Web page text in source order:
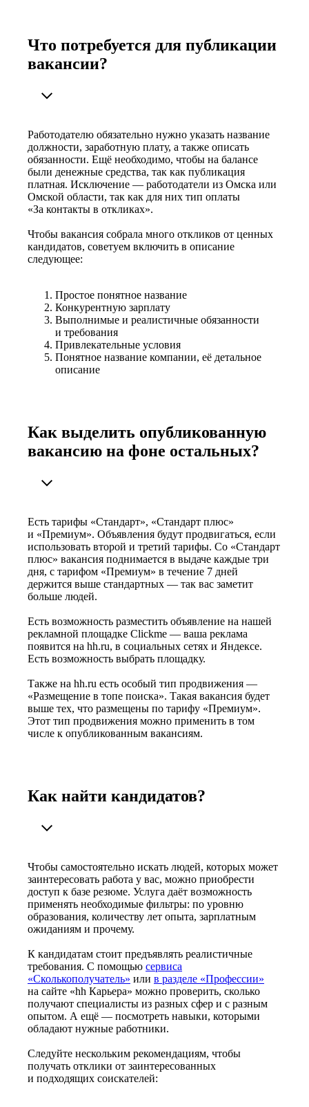
Что потребуется для публикации
вакансии?
Работодателю обязательно нужно указать название
должности, заработную плату, а также описать
обязанности. Ещё необходимо, чтобы на балансе
были денежные средства, так как публикация
платная. Исключение — работодатели из Омска или
Омской области, так как для них тип оплаты
«За контакты в откликах».
Чтобы вакансия собрала много откликов от ценных
кандидатов, советуем включить в описание
следующее:
Простое понятное название
Конкурентную зарплату
Выполнимые и реалистичные обязанности
и требования
Привлекательные условия
Понятное название компании, её детальное
описание
Как выделить опубликованную
вакансию на фоне остальных?
Есть тарифы «Стандарт», «Стандарт плюс»
и «Премиум». Объявления будут продвигаться, если
использовать второй и третий тарифы. Со «Стандарт
плюс» вакансия поднимается в выдаче каждые три
дня, с тарифом «Премиум» в течение 7 дней
держится выше стандартных — так вас заметит
больше людей.
Есть возможность разместить объявление на нашей
рекламной площадке Clickme — ваша реклама
появится на hh.ru, в социальных сетях и Яндексе.
Есть возможность выбрать площадку.
Также на hh.ru есть особый тип продвижения —
«Размещение в топе поиска». Такая вакансия будет
выше тех, что размещены по тарифу «Премиум».
Этот тип продвижения можно применить в том
числе к опубликованным вакансиям.
Как найти кандидатов?
Чтобы самостоятельно искать людей, которых может
заинтересовать работа у вас, можно приобрести
доступ к базе резюме. Услуга даёт возможность
применять необходимые фильтры: по уровню
образования, количеству лет опыта, зарплатным
ожиданиям и прочему.
К кандидатам стоит предъявлять реалистичные
требования. С помощью сервиса
«Сколькополучатель» или в разделе «Профессии»
на сайте «hh Карьера» можно проверить, сколько
получают специалисты из разных сфер и с разным
опытом. А ещё — посмотреть навыки, которыми
обладают нужные работники.
Следуйте нескольким рекомендациям, чтобы
получать отклики от заинтересованных
и подходящих соискателей: